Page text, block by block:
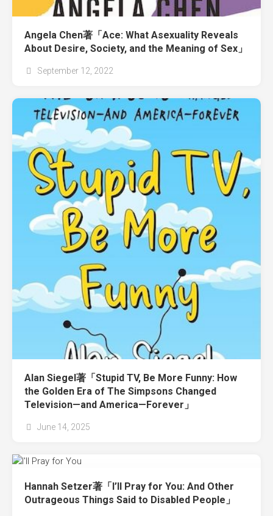
Angela Chen著「Ace: What Asexuality Reveals
About Desire, Society, and the Meaning of Sex」
September 12, 2022
Alan Siegel著「Stupid TV, Be More Funny: How
the Golden Era of The Simpsons Changed
Television—and America—Forever」
June 14, 2025
Hannah Setzer著「I’ll Pray for You: And Other
Outrageous Things Said to Disabled People」